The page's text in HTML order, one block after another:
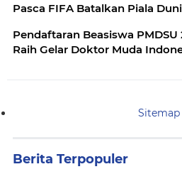
Pasca FIFA Batalkan Piala
Pendaftaran Beasiswa PMDSU
Raih Gelar Doktor Muda
Sitemap
Berita Terpopuler